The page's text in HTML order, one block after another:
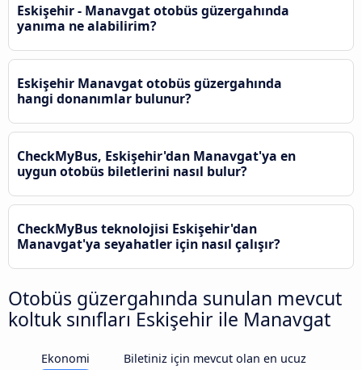
Eskişehir - Manavgat otobüs güzergahında
yanıma ne alabilirim?
Eskişehir Manavgat otobüs güzergahında
hangi donanımlar bulunur?
CheckMyBus, Eskişehir'dan Manavgat'ya en
uygun otobüs biletlerini nasıl bulur?
CheckMyBus teknolojisi Eskişehir'dan
Manavgat'ya seyahatler için nasıl çalışır?
Otobüs güzergahında sunulan mevcut
koltuk sınıfları Eskişehir ile Manavgat
Ekonomi
Biletiniz için mevcut olan en ucuz